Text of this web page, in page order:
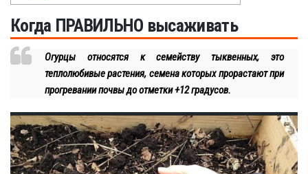
Когда ПРАВИЛЬНО высаживать
Огурцы относятся к семейству тыквенных, это
теплолюбивые растения, семена которых прорастают при
прогревании почвы до отметки +12 градусов.